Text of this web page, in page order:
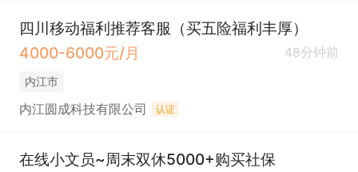
四川移动福利推荐客服（买五险福利丰厚）
4000-6000元/月
48分钟前
内江市
内江圆成科技有限公司 认证
在线小文员~周末双休5000+购买社保